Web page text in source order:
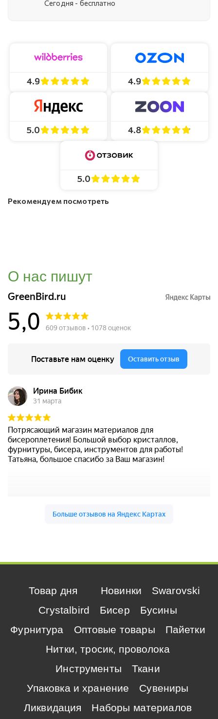
Cегодня - бесплатно
4.9 4.9
5.0 4.8
5.0
Рекомендуем посмотреть
О нас пишут
Товар дня Новинки
Swarovski
Crystalbird
Бисер
Бусины
Фурнитура
Оптовые товары
Пайетки
Нитки, тросик, проволока
Инструменты
Ткани
Упаковка и хранение
Сувениры
Ликвидация
Наборы материалов